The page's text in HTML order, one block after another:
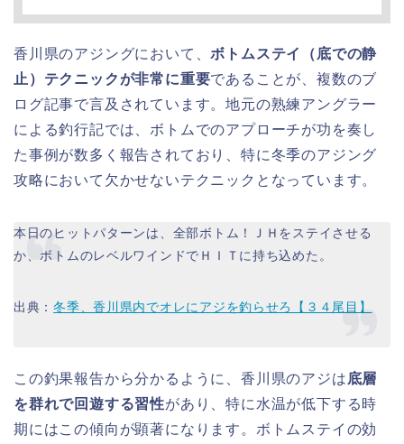
香川県のアジングにおいて、ボトムステイ（底での静
止）テクニックが非常に重要であることが、複数のブ
ログ記事で言及されています。地元の熟練アングラー
による釣行記では、ボトムでのアプローチが功を奏し
た事例が数多く報告されており、特に冬季のアジング
攻略において欠かせないテクニックとなっています。
本日のヒットパターンは、全部ボトム！ＪＨをステイさせる
か、ボトムのレベルワインドでＨＩＴに持ち込めた。
出典：冬季、香川県内でオレにアジを釣らせろ【３４尾目】
この釣果報告から分かるように、香川県のアジは底層
を群れで回遊する習性があり、特に水温が低下する時
期にはこの傾向が顕著になります。ボトムステイの効